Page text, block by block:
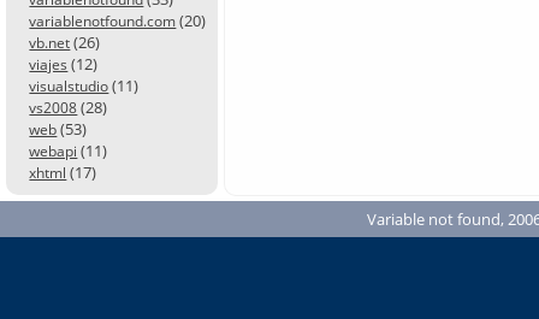
variablenotfound.com (20)
vb.net (26)
viajes (12)
visualstudio (11)
vs2008 (28)
web (53)
webapi (11)
xhtml (17)
Variable not found,